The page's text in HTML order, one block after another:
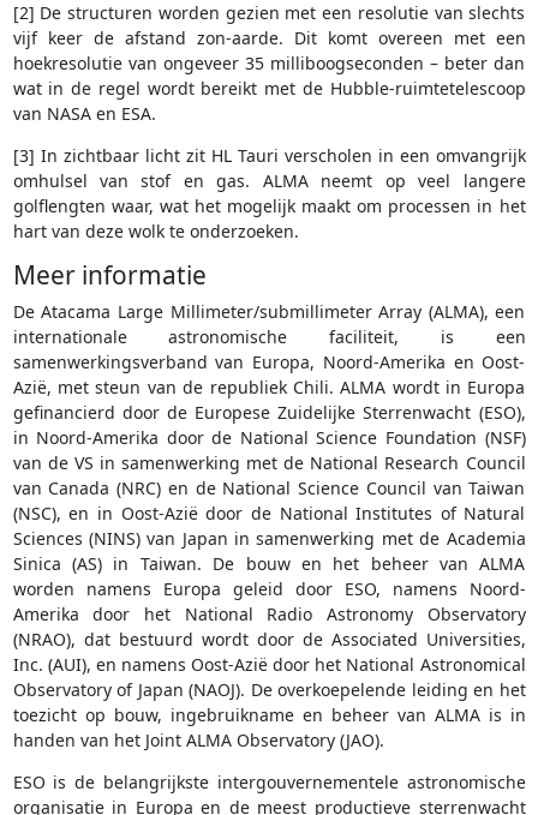
[2] De structuren worden gezien met een resolutie van slechts
vijf keer de afstand zon-aarde. Dit komt overeen met een
hoekresolutie van ongeveer 35 milliboogseconden – beter dan
wat in de regel wordt bereikt met de Hubble-ruimtetelescoop
van NASA en ESA.
[3] In zichtbaar licht zit HL Tauri verscholen in een omvangrijk
omhulsel van stof en gas. ALMA neemt op veel langere
golflengten waar, wat het mogelijk maakt om processen in het
hart van deze wolk te onderzoeken.
Meer informatie
De Atacama Large Millimeter/submillimeter Array (ALMA), een
internationale astronomische faciliteit, is een
samenwerkingsverband van Europa, Noord-Amerika en Oost-
Azië, met steun van de republiek Chili. ALMA wordt in Europa
gefinancierd door de Europese Zuidelijke Sterrenwacht (ESO),
in Noord-Amerika door de National Science Foundation (NSF)
van de VS in samenwerking met de National Research Council
van Canada (NRC) en de National Science Council van Taiwan
(NSC), en in Oost-Azië door de National Institutes of Natural
Sciences (NINS) van Japan in samenwerking met de Academia
Sinica (AS) in Taiwan. De bouw en het beheer van ALMA
worden namens Europa geleid door ESO, namens Noord-
Amerika door het National Radio Astronomy Observatory
(NRAO), dat bestuurd wordt door de Associated Universities,
Inc. (AUI), en namens Oost-Azië door het National Astronomical
Observatory of Japan (NAOJ). De overkoepelende leiding en het
toezicht op bouw, ingebruikname en beheer van ALMA is in
handen van het Joint ALMA Observatory (JAO).
ESO is de belangrijkste intergouvernementele astronomische
organisatie in Europa en de meest productieve sterrenwacht